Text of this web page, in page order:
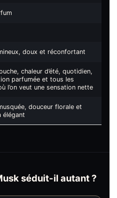
doux et réconfortant
chaleur d’été, quotidien,
parfumée et tous les
l’on veut une sensation nette
douceur florale et
élégant
séduit-il autant ?